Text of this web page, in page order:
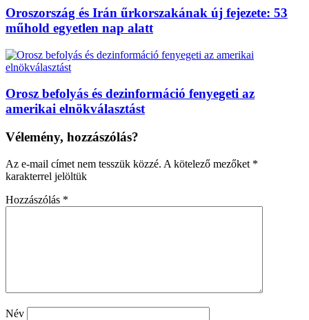
Oroszország és Irán űrkorszakának új fejezete: 53
műhold egyetlen nap alatt
Orosz befolyás és dezinformáció fenyegeti az
amerikai elnökválasztást
Vélemény, hozzászólás?
Az e-mail címet nem tesszük közzé. A kötelező mezőket *
karakterrel jelöltük
Hozzászólás *
Név